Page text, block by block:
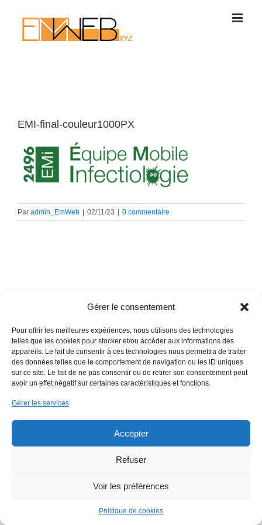
Gérer le consentement
Pour offrir les meilleures expériences, nous utilisons des technologies
telles que les cookies pour stocker et/ou accéder aux informations des
appareils. Le fait de consentir à ces technologies nous permettra de traiter
des données telles que le comportement de navigation ou les ID uniques
sur ce site. Le fait de ne pas consentir ou de retirer son consentement peut
avoir un effet négatif sur certaines caractéristiques et fonctions.
Gérer les services
Accepter
Refuser
Voir les préférences
Politique de cookies
contenu
EMI-final-couleur1000PX
Par admin_EmWeb | 02/11/23 | 0 commentaire
Copyright 2018 EmWeb.xyz - Mentions légales